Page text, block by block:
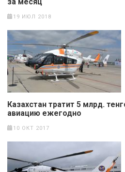
19 ИЮЛ 2018
Казахстан тратит 5 млрд.
авиацию ежегодно
10 ОКТ 2017